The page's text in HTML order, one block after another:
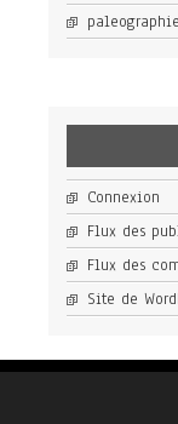
Connexion
Flux des
Flux des
Site de